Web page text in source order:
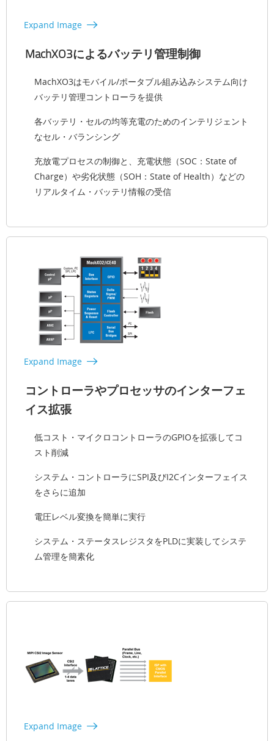
Expand Image
MachXO3によるバッテリ管理制御
MachXO3はモバイル/ポータブル組み込みシステム向け
バッテリ管理コントローラを提供
各バッテリ・セルの均等充電のためのインテリジェント
なセル・バランシング
充放電プロセスの制御と、充電状態（SOC：State of
Charge）や劣化状態（SOH：State of Health）などの
リアルタイム・バッテリ情報の受信
Expand Image
コントローラやプロセッサのインターフェ
イス拡張
低コスト・マイクロコントローラのGPIOを拡張してコ
スト削減
システム・コントローラにSPI及びI2Cインターフェイス
をさらに追加
電圧レベル変換を簡単に実行
システム・ステータスレジスタをPLDに実装してシステ
ム管理を簡素化
Expand Image